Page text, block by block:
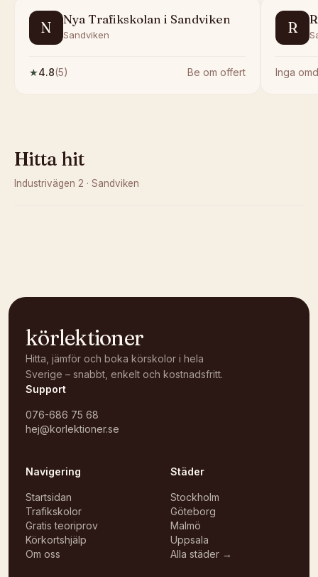
N Nya Trafikskolan i Sandviken
Sandviken
★4.8(5) Be om offert
R
Inga
Hitta hit
Industrivägen 2 · Sandviken
körlektioner
Hitta, jämför och boka körskolor i hela
Sverige – snabbt, enkelt och kostnadsfritt.
Support
076-686 75 68
hej@korlektioner.se
Navigering
Startsidan
Trafikskolor
Gratis teoriprov
Körkortshjälp
Om oss
Städer
Stockholm
Göteborg
Malmö
Uppsala
Alla städer →